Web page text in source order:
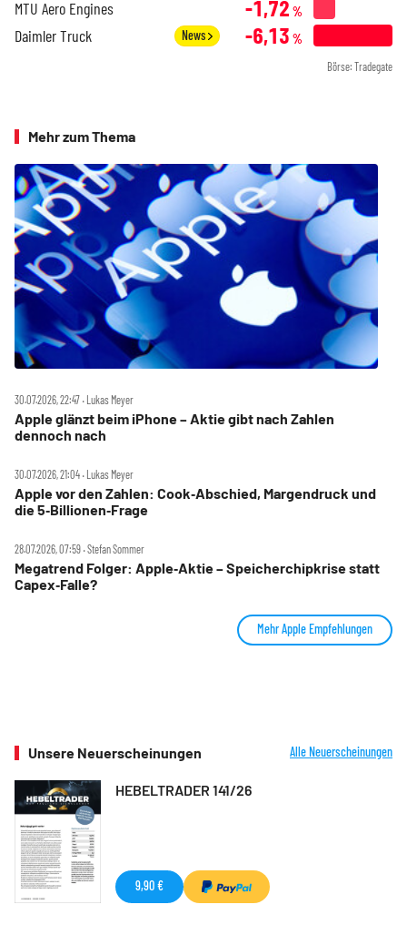
MTU Aero Engines -1,72 %
Daimler Truck News -6,13 %
Börse: Tradegate
Mehr zum Thema
30.07.2026, 22:47 ‧ Lukas Meyer
Apple glänzt beim iPhone – Aktie gibt nach Zahlen
dennoch nach
30.07.2026, 21:04 ‧ Lukas Meyer
Apple vor den Zahlen: Cook‑Abschied, Margendruck und
die 5‑Billionen‑Frage
28.07.2026, 07:59 ‧ Stefan Sommer
Megatrend Folger: Apple‑Aktie – Speicherchipkrise statt
Capex‑Falle?
Mehr Apple Empfehlungen
Unsere Neuerscheinungen Alle Neuerscheinungen
HEBELTRADER 141/26
9,90 €